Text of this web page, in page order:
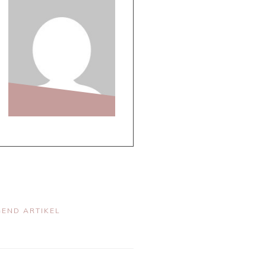
ARTIKEL